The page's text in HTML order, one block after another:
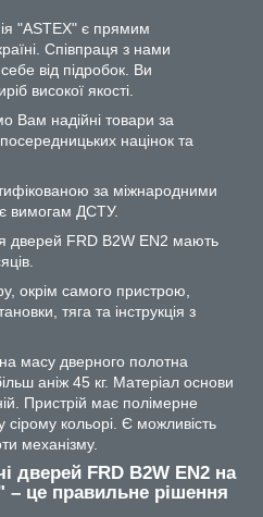
"ASTEX" є прямим
Співпраця з нами
від підробок. Ви
високої якості.
Вам надійні товари за
націнок та
за міжнародними
вимогам ДСТУ.
дверей FRD B2W EN2 мають
окрім самого пристрою,
тяга та інструкція з
масу дверного полотна
аніж 45 кг. Матеріал основи
Пристрій має полімерне
кольорі. Є можливість
механізму.
дверей FRD B2W EN2 на
– це правильне рішення